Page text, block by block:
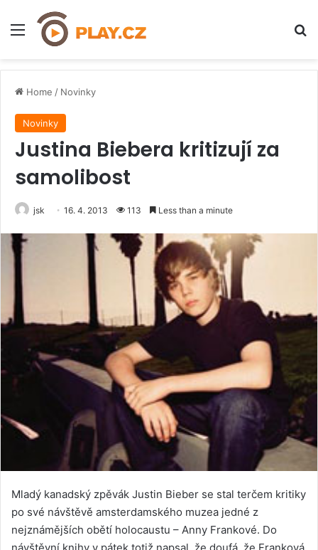
Menu
Home / Novinky
Novinky
Justina Biebera kritizují za
samolibost
jsk 16. 4. 2013 113 Less than a minute
Mladý kanadský zpěvák Justin Bieber se stal terčem kritiky
po své návštěvě amsterdamského muzea jedné z
nejznámějších obětí holocaustu – Anny Frankové. Do